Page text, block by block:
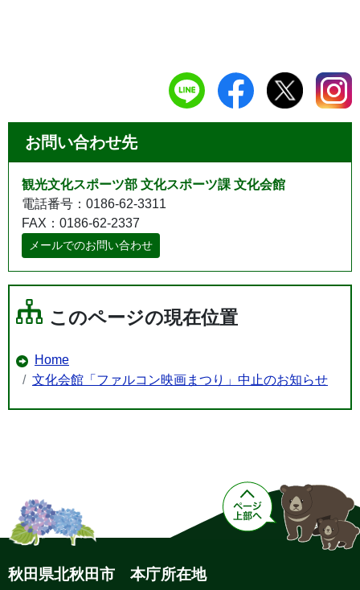
お問い合わせ先
観光文化スポーツ部 文化スポーツ課 文化会館
電話番号：0186-62-3311
FAX：0186-62-2337
メールでのお問い合わせ
このページの現在位置
Home
文化会館「ファルコン映画まつり」中止のお知らせ
秋田県北秋田市 本庁所在地